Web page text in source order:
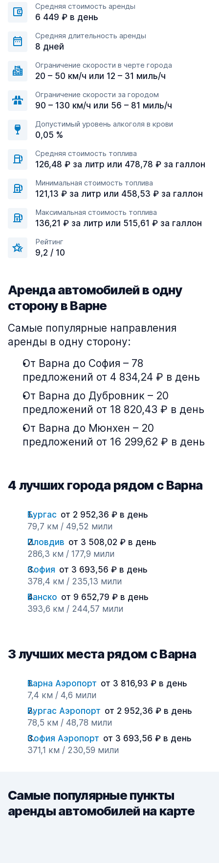
Средняя стоимость аренды
6 449 ₽ в день
Средняя длительность аренды
8 дней
Ограничение скорости в черте города
20 – 50 км/ч или 12 – 31 миль/ч
Ограничение скорости за городом
90 – 130 км/ч или 56 – 81 миль/ч
Допустимый уровень алкоголя в крови
0,05 %
Средняя стоимость топлива
126,48 ₽ за литр или 478,78 ₽ за галлон
Минимальная стоимость топлива
121,13 ₽ за литр или 458,53 ₽ за галлон
Максимальная стоимость топлива
136,21 ₽ за литр или 515,61 ₽ за галлон
Рейтинг
9,2 / 10
Аренда автомобилей в одну
сторону в Варне
Самые популярные направления
аренды в одну сторону:
От Варна до София – 78
предложений от 4 834,24 ₽ в день
От Варна до Дубровник – 20
предложений от 18 820,43 ₽ в день
От Варна до Мюнхен – 20
предложений от 16 299,62 ₽ в день
4 лучших города рядом с Варна
Бургас от 2 952,36 ₽ в день
79,7 км / 49,52 мили
Пловдив от 3 508,02 ₽ в день
286,3 км / 177,9 мили
София от 3 693,56 ₽ в день
378,4 км / 235,13 мили
Банско от 9 652,79 ₽ в день
393,6 км / 244,57 мили
3 лучших места рядом с Варна
Варна Аэропорт от 3 816,93 ₽ в день
7,4 км / 4,6 мили
Бургас Аэропорт от 2 952,36 ₽ в день
78,5 км / 48,78 мили
София Аэропорт от 3 693,56 ₽ в день
371,1 км / 230,59 мили
Самые популярные пункты
аренды автомобилей на карте